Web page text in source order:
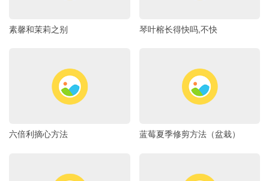
素馨和茉莉之别 琴叶榕长得快吗,不快
六倍利摘心方法 蓝莓夏季修剪方法（盆栽）